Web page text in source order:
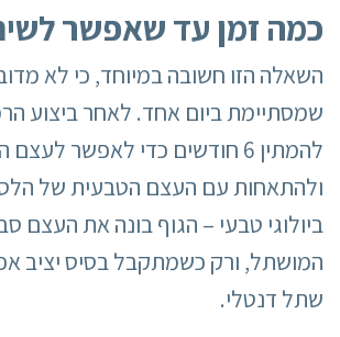
כמה זמן עד שאפשר
השאלה הזו חשובה במיוחד, כי לא
שמסתיימת ביום אחד. לאחר ביצוע
להמתין 6 חודשים כדי לאפשר
ולהתאחות עם העצם הטבעית של
ביולוגי טבעי – הגוף בונה את העצם
המושתל, ורק כשמתקבל בסיס יציב
שתל דנטלי.